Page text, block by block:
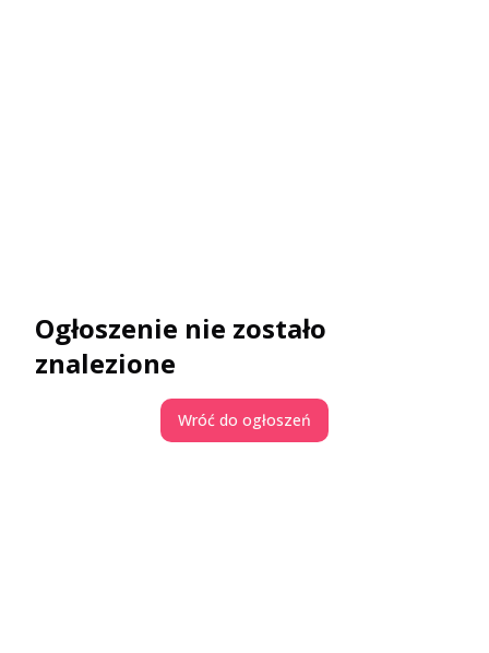
Ogłoszenie nie zostało
znalezione
Wróć do ogłoszeń